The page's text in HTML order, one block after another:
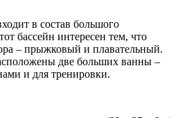
в состав большого
бассейн интересен тем, что
– прыжковый и плавательный.
две больших ванны –
и для тренировки.